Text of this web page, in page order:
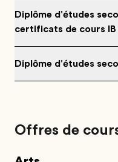
Diplôme d'études
certificats de cours IB
Diplôme d'études
Offres de